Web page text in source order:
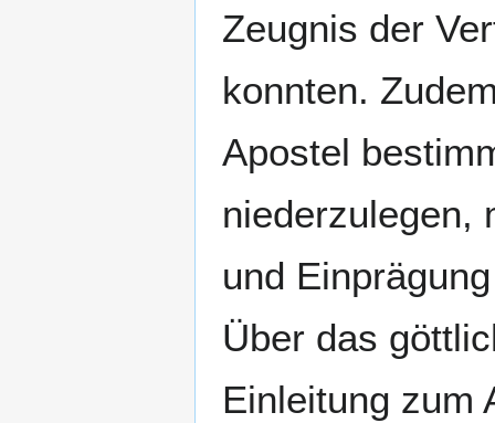
Zeugnis der
konnten.
Apostel
niederzulegen,
und
Über das
Einleitung zum